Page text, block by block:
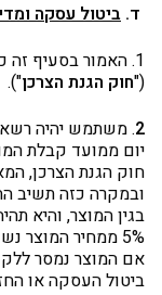
ד. ביטול עסקה
("חוק הגנת הצרכן").
2
יום ממועד קבלת
חוק הגנת הצרכן,
ובמקרה כזה תשיב
בגין המוצר, והיא
אם המוצר נמסר
ביטול העסקה או